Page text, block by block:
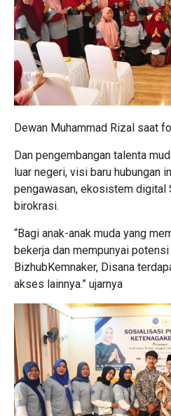
Dewan Muhammad Rizal saat
Dan pengembangan talenta
luar negeri, visi baru hubungan
pengawasan, ekosistem digital
birokrasi.
“Bagi anak-anak muda yang
bekerja dan mempunyai
BizhubKemnaker, Disana
akses lainnya.” ujarnya